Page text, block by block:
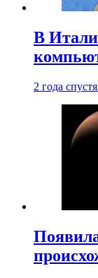
В
2 года спустя